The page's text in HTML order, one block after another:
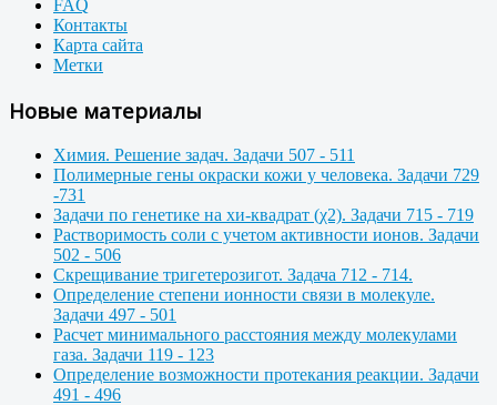
FAQ
Контакты
Карта сайта
Метки
Новые материалы
Химия. Решение задач. Задачи 507 - 511
Полимерные гены окраски кожи у человека. Задачи 729
-731
Задачи по генетике на хи-квадрат (χ2). Задачи 715 - 719
Растворимость соли с учетом активности ионов. Задачи
502 - 506
Скрещивание тригетерозигот. Задача 712 - 714.
Определение степени ионности связи в молекуле.
Задачи 497 - 501
Расчет минимального расстояния между молекулами
газа. Задачи 119 - 123
Определение возможности протекания реакции. Задачи
491 - 496